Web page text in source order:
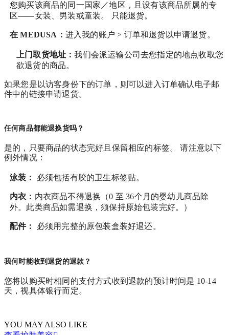
您购买该商品的同一国家／地区，且设有该商品所属的专
区——女装、男装或童装。 只能退货。
在MEDUSA ： 进入我的账户 > 订单和退货 以申请退货。
上门取货地址：我们会派运输公司去您指定的地点收取您
欲退货的商品。
如果您是以访客身份下的订单，则可以进入订单确认电子邮
件中的链接申请退货。
任何商品都能退换货吗？
是的，只要商品的状态完好且保留相应的标签。 请注意以下
例外情况：
泳装： 必须包括有胶的卫生标签贴。
内衣： 内衣商品不得退换（0 至 36个月的婴幼儿商品除
外。此类商品如需退换，须保持原始包装完好。）
配件： 必须用完整的原包装盒装好退还。
我何时能收到退货的退款？
您将以购买时相同的支付方式收到退款的预计时间是 10-14
天，视具体银行而定。
YOU MAY ALSO LIKE